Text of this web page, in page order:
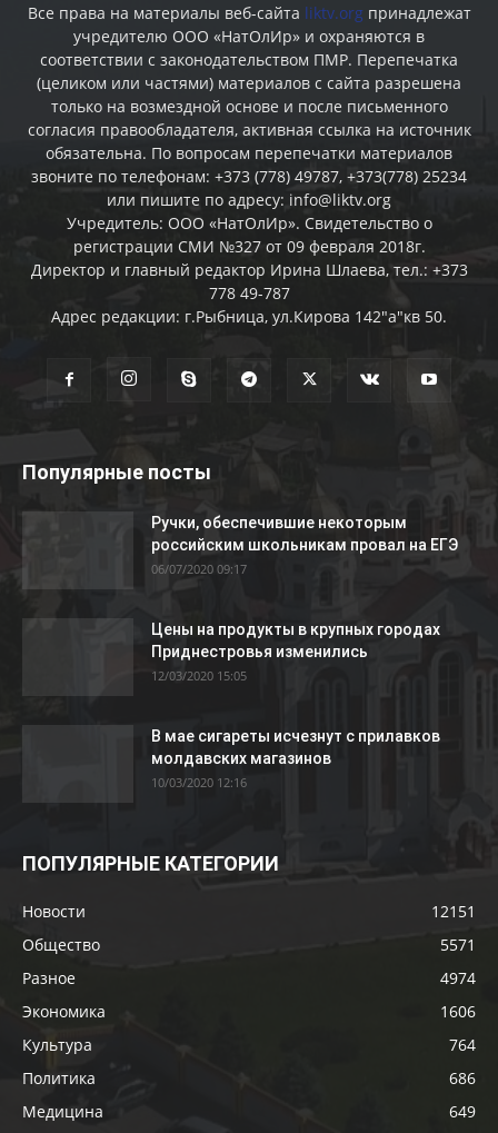
Все права на материалы веб-сайта liktv.org принадлежат
учредителю ООО «НатОлИр» и охраняются в
соответствии с законодательством ПМР. Перепечатка
(целиком или частями) материалов c сайта разрешена
только на возмездной основе и после письменного
согласия правообладателя, активная ссылка на источник
обязательна. По вопросам перепечатки материалов
звоните по телефонам: +373 (778) 49787, +373(778) 25234
или пишите по адресу: info@liktv.org
Учредитель: ООО «НатОлИр». Свидетельство о
регистрации СМИ №327 от 09 февраля 2018г.
Директор и главный редактор Ирина Шлаева, тел.: +373
778 49-787
Адрес редакции: г.Рыбница, ул.Кирова 142"а"кв 50.
Популярные посты
Ручки, обеспечившие некоторым
российским школьникам провал на ЕГЭ
06/07/2020 09:17
Цены на продукты в крупных городах
Приднестровья изменились
12/03/2020 15:05
В мае сигареты исчезнут с прилавков
молдавских магазинов
10/03/2020 12:16
ПОПУЛЯРНЫЕ КАТЕГОРИИ
Новости
12151
Общество
5571
Разное
4974
Экономика
1606
Культура
764
Политика
686
Медицина
649